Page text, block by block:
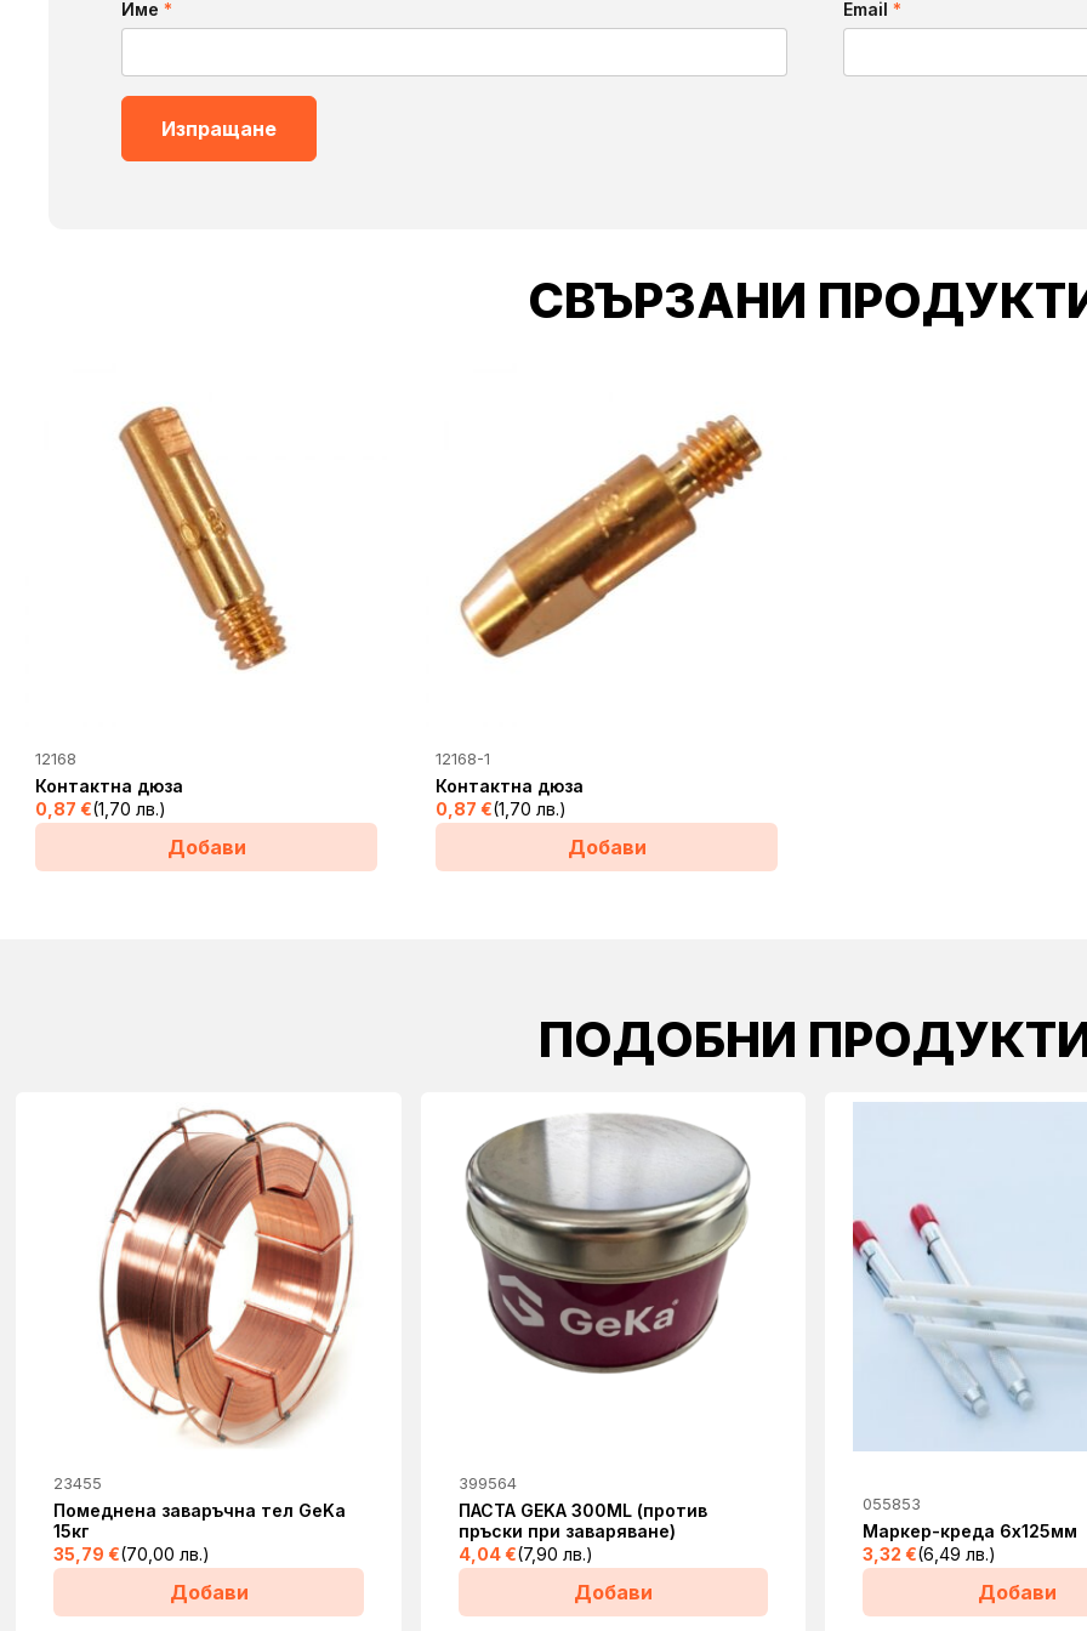
Име * Email *
СВЪРЗАНИ
12168
Контактна дюза
0,87€(1,70 лв.)
Добави
12168-1
Контактна дюза
0,87€(1,70 лв.)
Добави
This
product
has
variants.
ПОДОБНИ
23455
Помеднена заваръчна тел GeKa
15кг
35,79€(70,00 лв.)
Добави
This
product
has
multiple
variants.
399564
ПАСТА GEKA 300ML (против
пръски при заваряване)
4,04€(7,90 лв.)
Добави
055853
Маркер-креда 6х125мм
3,32 €(6,49 лв.)
Добави